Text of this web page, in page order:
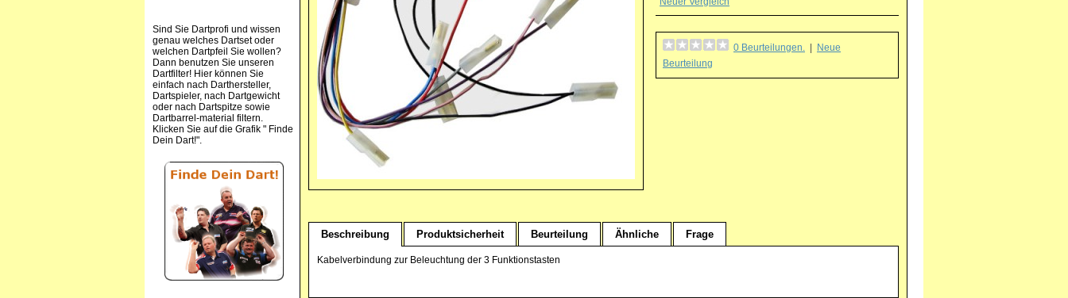
Sind Sie Dartprofi und wissen
genau welches Dartset oder
welchen Dartpfeil Sie wollen?
Dann benutzen Sie unseren
Dartfilter! Hier können Sie
einfach nach Darthersteller,
Dartspieler, nach Dartgewicht
oder nach Dartspitze sowie
Dartbarrel-material filtern.
Klicken Sie auf die Grafik " Finde
Dein Dart!".
0 Beurteilungen.
Neue
Beurteilung
Beschreibung Produktsicherheit Beurteilung Ähnliche Frage
Kabelverbindung zur Beleuchtung der 3 Funktionstasten